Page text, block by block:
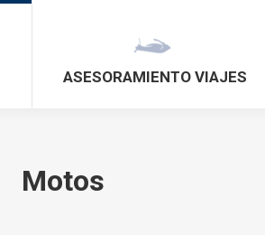
ASESORAMIENTO VIAJES
Motos